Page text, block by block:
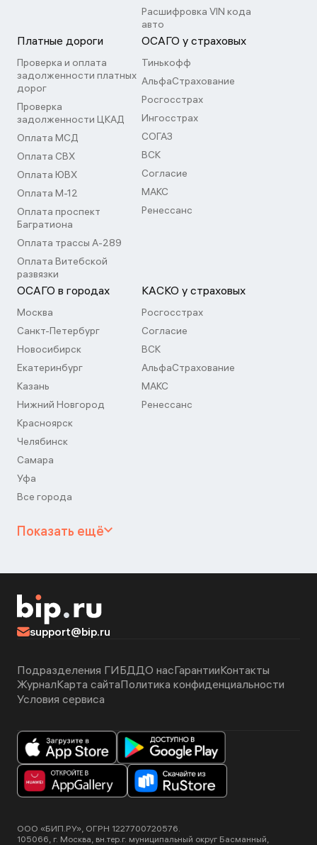
Расшифровка VIN кода
авто
Платные дороги
Проверка и оплата
задолженности платных
дорог
Проверка
задолженности ЦКАД
Оплата МСД
Оплата СВХ
Оплата ЮВХ
Оплата М-12
Оплата проспект
Багратиона
Оплата трассы А-289
Оплата Витебской
развязки
ОСАГО у страховых
Тинькофф
АльфаСтрахование
Росгосстрах
Ингосстрах
СОГАЗ
ВСК
Согласие
МАКС
Ренессанс
ОСАГО в городах
Москва
Санкт-Петербург
Новосибирск
Екатеринбург
Казань
Нижний Новгород
Красноярск
Челябинск
Самара
Уфа
Все города
КАСКО у страховых
Росгосстрах
Согласие
ВСК
АльфаСтрахование
МАКС
Ренессанс
Показать ещё
support@bip.ru
Подразделения ГИБДДО насГарантииКонтакты
ЖурналКарта сайтаПолитика конфиденциальности
Условия сервиса
ООО «БИП.РУ», ОГРН 1227700720576.
105066, г. Москва, вн.тер.г. муниципальный округ Басманный,